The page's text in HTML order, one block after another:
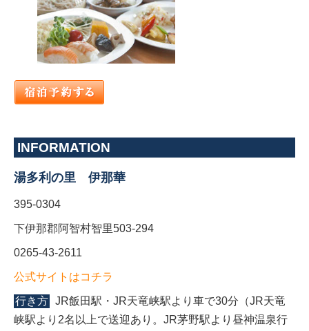
INFORMATION
湯多利の里 伊那華
395-0304
下伊那郡阿智村智里503-294
0265-43-2611
公式サイトはコチラ
行き方 JR飯田駅・JR天竜峡駅より車で30分（JR天竜
峡駅より2名以上で送迎あり。JR茅野駅より昼神温泉行